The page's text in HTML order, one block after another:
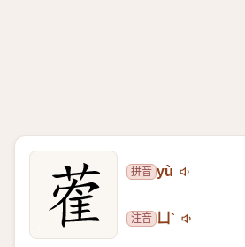
拼音 yù
注音 ㄩˋ